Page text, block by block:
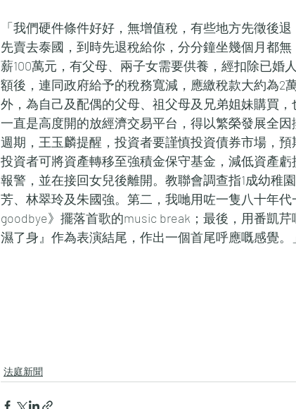
「我們硬件條件好好，無增值稅，有些地方先徵後
先賣去泰國，到時先退稅給你，分分鐘坐幾個月都
薪100萬元，有父母、兩子女需要供養，經扣除已婚
額後，連同政府給予的稅務寬減，應繳稅款大約為2
外，為自己及配偶的父母、祖父母及兄弟姐妹購買
一直是高度開的放經濟交易平台，得以繁榮發展全
週期，王玉麟提醒，投資者要謹慎投資債券市場，
投資者可將資產轉移至強積金保守基金，減低資產
報警，並在接回女兒後離開。教聯會調查指1成幼稚
芳、林翠玲及朱國強。第二，我哋用咗一隻八十年代
goodbye》擺落首歌的music break；最後，用番凱
濕了身』作為表演結尾，作出一個首尾呼應嘅感覺。
法庭新聞